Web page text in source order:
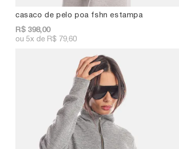
casaco de pelo poa fshn estampa
R$ 398,00
5x R$ 79,60